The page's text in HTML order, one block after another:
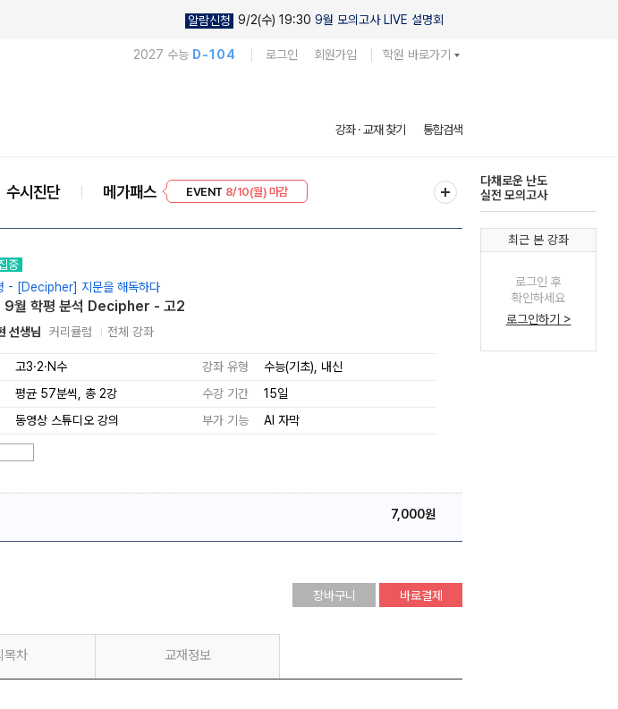
알람신청 9/2(수) 19:30 9월 모의고사 LIVE 설명회
2027 수능 D-104 로그인 회원가입 학원 바로가기
디
강좌 · 교재 찾기 통합검색
수시진단 메가패스
EVENT 8/10(월) 마감
다채로운 난도
실전 모의고사
중
- [Decipher] 지문을 해독하다
월 학평 분석 Decipher - 고2
선생님 커리큘럼 전체 강좌
고3·2·N수 강좌 유형
수능(기초), 내신
평균 57분씩, 총 2강 수강 기간
15일
동영상 스튜디오 강의 부가 기능 AI 자막
7,000원
장바구니 바로결제
목차 교재정보
최근 본 강좌
로그인 후
확인하세요
로그인하기 >